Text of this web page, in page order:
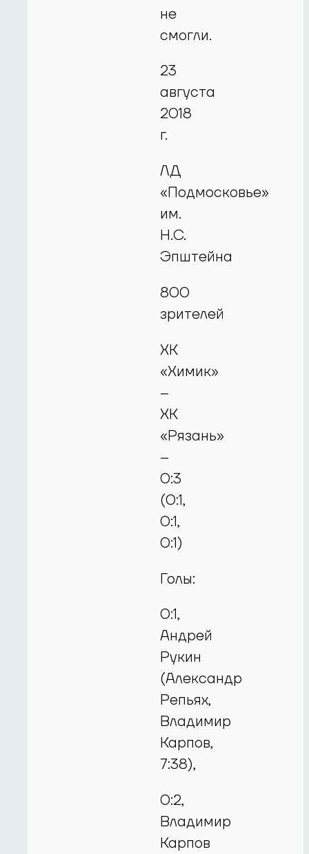
не
смогли.
23
августа
2018
г.
ЛД
«Подмосковье»
им.
Н.С.
Эпштейна
800
зрителей
ХК
«Химик»
–
ХК
«Рязань»
–
0:3
(0:1,
0:1,
0:1)
Голы:
0:1,
Андрей
Рукин
(Александр
Репьях,
Владимир
Карпов,
7:38),
0:2,
Владимир
Карпов